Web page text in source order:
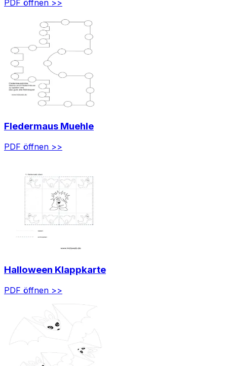
PDF öffnen >>
Fledermaus Muehle
PDF öffnen >>
Halloween Klappkarte
PDF öffnen >>